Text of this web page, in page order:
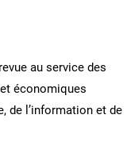
au service des
économiques
de l’information et de